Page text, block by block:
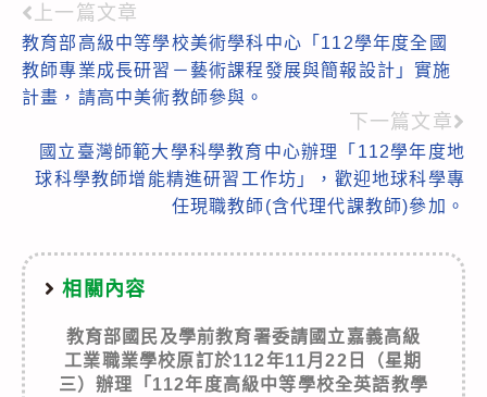
Read
more
articles
上一篇文章
教育部高級中等學校美術學科中心「112學年度全國
教師專業成長研習－藝術課程發展與簡報設計」實施
計畫，請高中美術教師參與。
下一篇文章
國立臺灣師範大學科學教育中心辦理「112學年度地
球科學教師增能精進研習工作坊」，歡迎地球科學專
任現職教師(含代理代課教師)參加。
相關內容
教育部國民及學前教育署委請國立嘉義高級
工業職業學校原訂於112年11月22日（星期
三）辦理「112年度高級中等學校全英語教學